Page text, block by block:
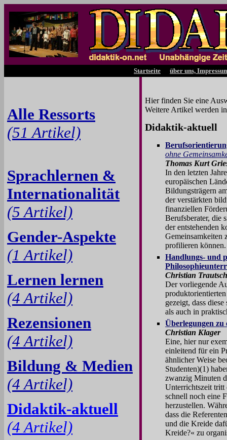
Startseite über uns,
Alle Ressorts
(51 Artikel)
Sprachlernen &
Internationalität
(5 Artikel)
Gender-Aspekte
(1 Artikel)
Lernen lernen
(4 Artikel)
Rezensionen
(4 Artikel)
Bildung & Medien
(4 Artikel)
Didaktik-aktuell
(4 Artikel)
Hier finden Sie eine
Weitere Artikel werden
Didaktik-aktuell
ohne
Thomas Kurt
In den letzten
europäischen
Bildungsträgern
der verstärkten
finanziellen
Berufsberater, die
der entstehenden
Gemeinsamkeiten
profilieren können.
Handlungs- und
Christian Trautsch
Der vorliegende
gezeigt, dass
als auch in
Überlegungen
Christian Klager
Eine, hier nur
einleitend für ein
ähnlicher Weise
Studenten)(1)
zwanzig Minuten
Unterrichtszeit tritt
schnell noch eine
herzustellen.
dass die
und die Kreide
Kreide?« zu